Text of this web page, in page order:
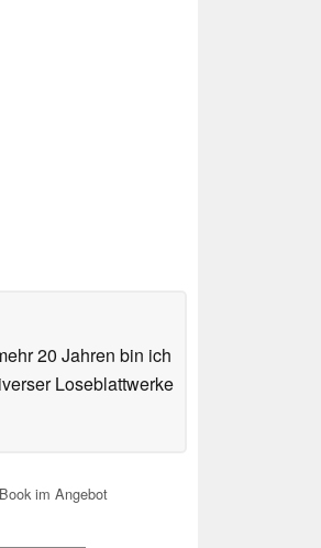
20 Jahren bin ich
Loseblattwerke
im Angebot